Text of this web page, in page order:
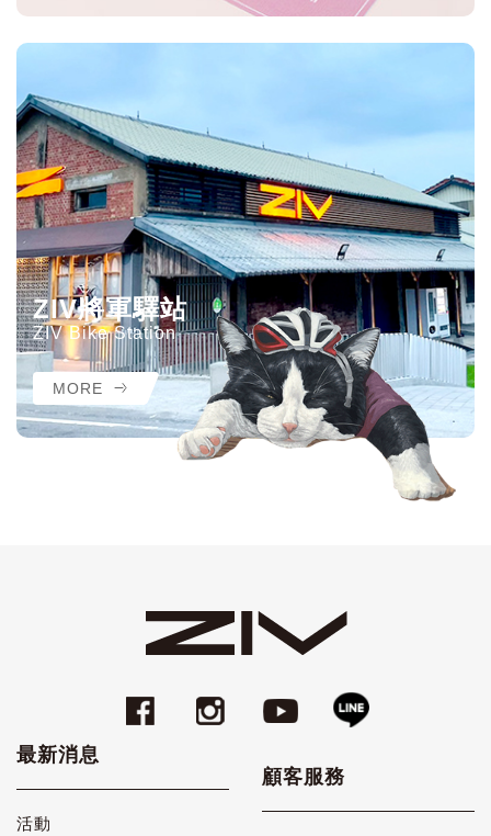
ZIV將軍驛站
ZIV Bike Station
MORE
最新消息
活動
顧客服務